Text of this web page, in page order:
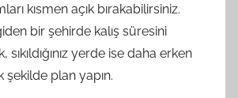
kısmen açık bırakabilirsiniz.
bir şehirde kalış süresini
sıkıldığınız yerde ise daha erken
şekilde plan yapın.